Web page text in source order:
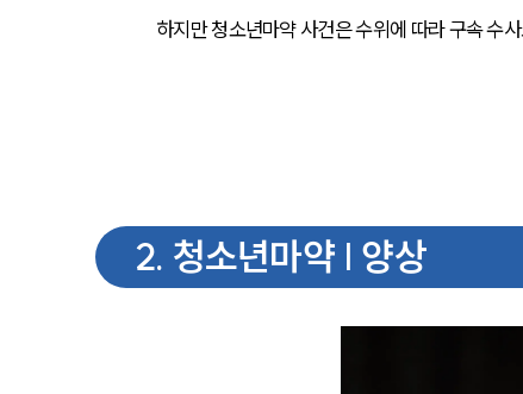
하지만 청소년마약 사건은 수위에 따라 구속 수
2. 청소년마약 | 양상